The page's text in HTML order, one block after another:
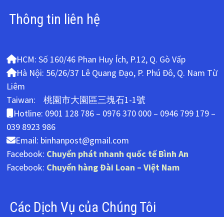
Thông tin liên hệ
HCM: Số 160/46 Phan Huy Ích, P.12, Q. Gò Vấp
Hà Nội: 56/26/37 Lê Quang Đạo, P. Phú Đô, Q. Nam Từ
Liêm
Taiwan: 桃園市大園區三塊石1-1號
Hotline: 0901 128 786 – 0976 370 000 – 0946 799 179 –
039 8923 986
Email: binhanpost@gmail.com
Facebook: Chuyển phát nhanh quốc tế Bình An
Facebook: Chuyển hàng Đài Loan – Việt Nam
Các Dịch Vụ của Chúng Tôi